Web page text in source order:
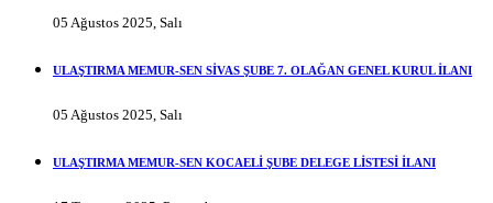
05 Ağustos 2025, Salı
ULAŞTIRMA MEMUR-SEN SİVAS ŞUBE 7. OLAĞAN GENEL KURUL İLANI
05 Ağustos 2025, Salı
ULAŞTIRMA MEMUR-SEN KOCAELİ ŞUBE DELEGE LİSTESİ İLANI